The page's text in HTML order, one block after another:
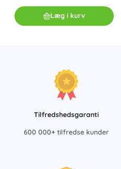
Læg i kurv
Tilfredshedsgaranti
600 000+ tilfredse kunder